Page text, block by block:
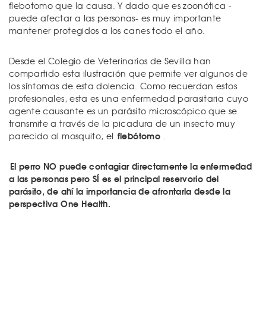
flebotomo que la causa. Y dado que es zoonótica -
puede afectar a las personas- es muy importante
mantener protegidos a los canes todo el año.
Desde el Colegio de Veterinarios de Sevilla han
compartido esta ilustración que permite ver algunos de
los síntomas de esta dolencia. Como recuerdan estos
profesionales, esta es una enfermedad parasitaria cuyo
agente causante es un parásito microscópico que se
transmite a través de la picadura de un insecto muy
parecido al mosquito, el flebótomo .
El perro NO puede contagiar directamente la enfermedad
a las personas pero SÍ es el principal reservorio del
parásito, de ahí la importancia de afrontarla desde la
perspectiva One Health.